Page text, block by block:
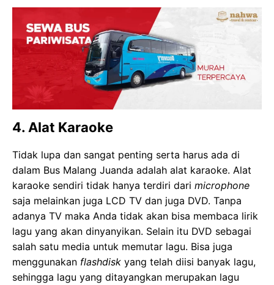
4. Alat Karaoke
Tidak lupa dan sangat penting serta harus ada di
dalam Bus Malang Juanda adalah alat karaoke. Alat
karaoke sendiri tidak hanya terdiri dari microphone
saja melainkan juga LCD TV dan juga DVD. Tanpa
adanya TV maka Anda tidak akan bisa membaca lirik
lagu yang akan dinyanyikan. Selain itu DVD sebagai
salah satu media untuk memutar lagu. Bisa juga
menggunakan flashdisk yang telah diisi banyak lagu,
sehingga lagu yang ditayangkan merupakan lagu